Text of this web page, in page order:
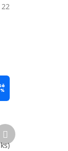
22
Další
produkt